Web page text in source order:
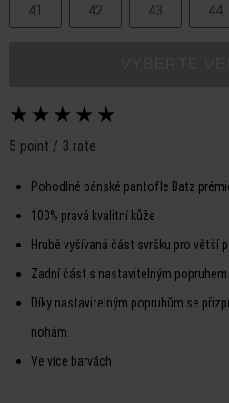
41 42 43 44
★ ★ ★ ★ ★
5 point / 3 rate
Pohodlné pánské pantofle Batz
100% pravá kvalitní kůže
Hrubě vyšívaná část svršku pro větší
Zadní část s nastavitelným popruhem
Díky nastavitelným popruhům se
nohám.
Ve více barvách